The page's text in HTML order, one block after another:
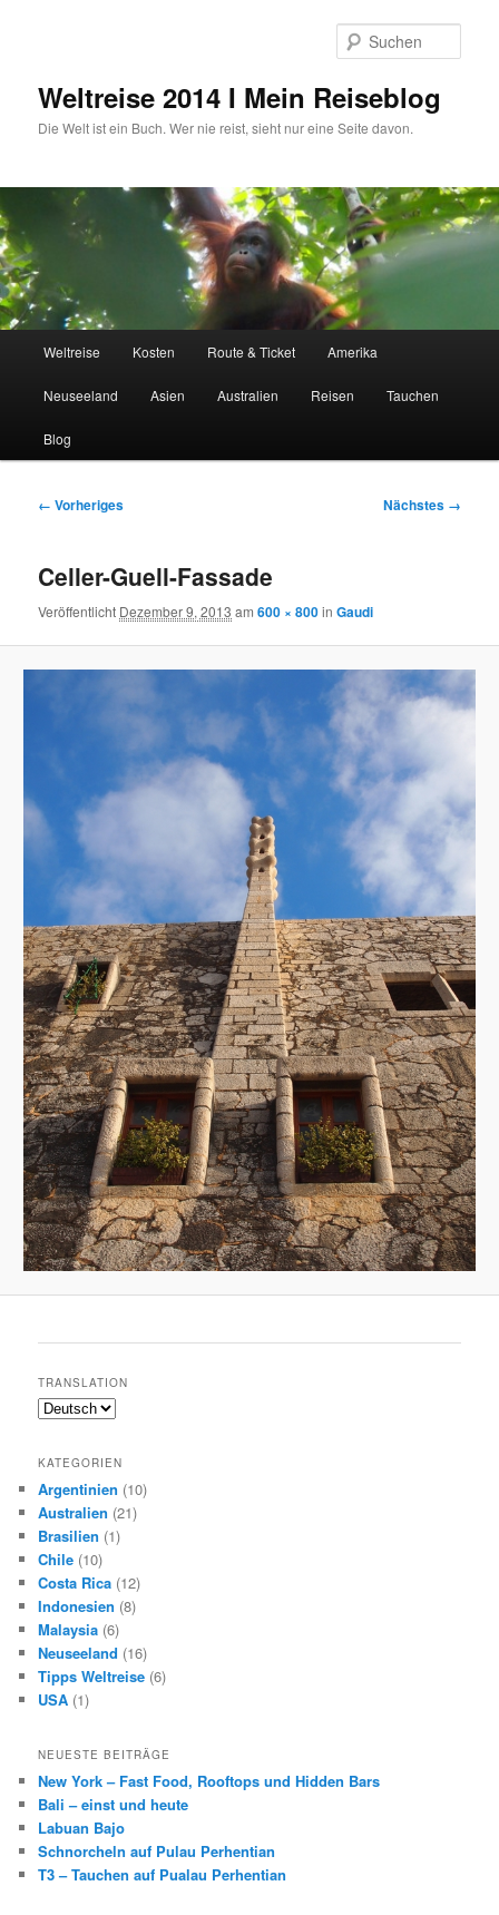
Weltreise 2014 I Mein Reiseblog
Die Welt ist ein Buch. Wer nie reist, sieht nur eine Seite davon.
Weltreise Kosten Route & Ticket Amerika
Neuseeland Asien Australien Reisen Tauchen
Blog
Bilder-
← Vorheriges Nächstes →
Celler-Guell-Fassade
Veröffentlicht Dezember 9, 2013 am600 × 800inGaudi
TRANSLATION
KATEGORIEN
Argentinien (10)
Australien (21)
Brasilien (1)
Chile (10)
Costa Rica (12)
Indonesien (8)
Malaysia (6)
Neuseeland (16)
Tipps Weltreise (6)
USA (1)
NEUESTE BEITRÄGE
New York – Fast Food, Rooftops und Hidden Bars
Bali – einst und heute
Labuan Bajo
Schnorcheln auf Pulau Perhentian
T3 – Tauchen auf Pualau Perhentian